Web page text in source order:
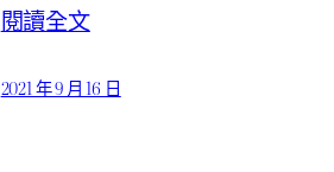
閱讀全文
2021 年 9 月 16 日